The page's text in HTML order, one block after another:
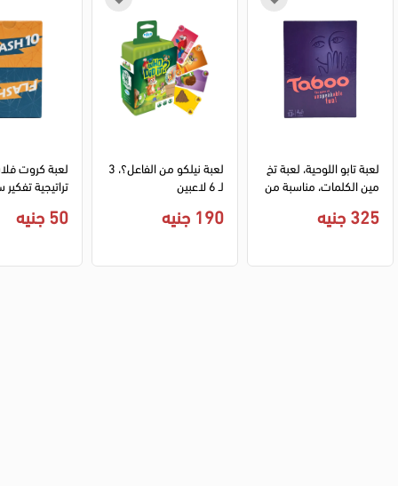
لعبة تابو اللوحية، لعبة تخ
325 جنيه
لـ 6 لاعبين
190 جنيه
تراتيجية
50 جنيه